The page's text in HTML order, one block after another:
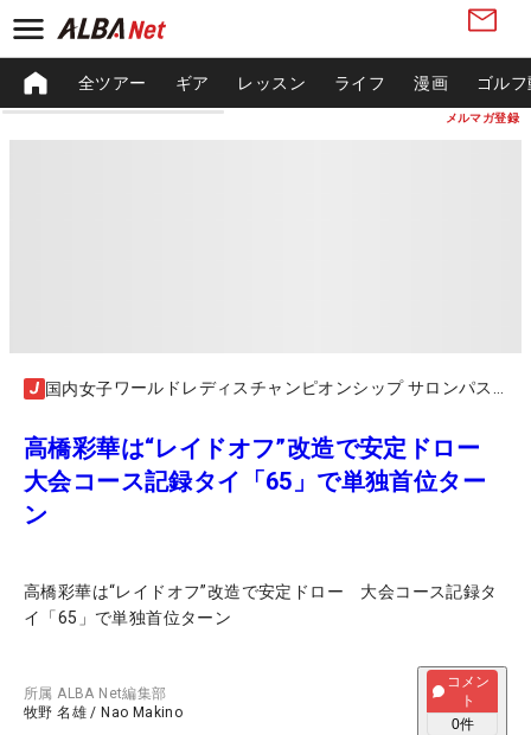
メルマガ登録
全ツアー ギア レッスン ライフ 漫画 ゴル
国内女子
高橋彩華は“レイドオフ”改造で安定ドロー
大会コース記録タイ「65」で単独首位ター
ン
高橋彩華は“レイドオフ”改造で安定ドロー 大会コース記録タ
イ「65」で単独首位ターン
所属ALBA Net編集部
牧野 名雄 / Nao Makino
コメン
ト
0件